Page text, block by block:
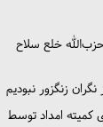
خلع سلاح
زنگزور نبودیم
کمیته امداد توسط